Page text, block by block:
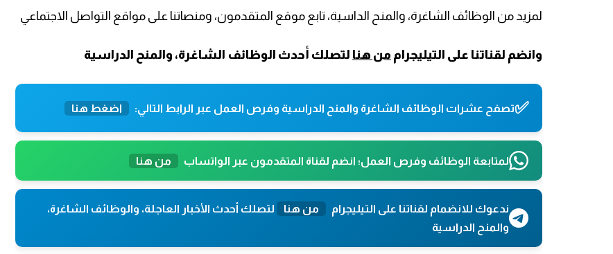
لمزيد من الوظائف الشاغرة، والمنح الداسية، تابع موقع المتقدمون، ومنصاتنا على مواقع التواصل الاجتماعي
وانضم لقناتنا على التيليجرام من هنا لتصلك أحدث الوظائف الشاغرة، والمنح الدراسية
✅تصفح عشرات الوظائف الشاغرة والمنح الدراسية وفرص العمل عبر الرابط التالي: اضغط هنا
لمتابعة الوظائف وفرص العمل؛ انضم لقناة المتقدمون عبر الواتساب من هنا
ندعوك للانضمام لقناتنا على التيليجرام من هنا
لتصلك أحدث الأخبار العاجلة، والوظائف الشاغرة،
والمنح الدراسية